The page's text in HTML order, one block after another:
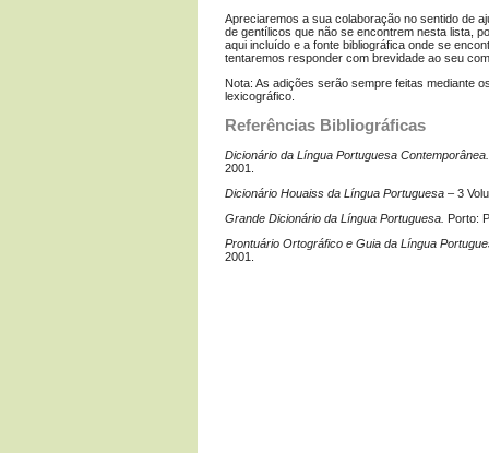
Apreciaremos a sua colaboração no sentido de
de gentílicos que não se encontrem nesta lista,
aqui incluído e a fonte bibliográfica onde se
tentaremos responder com brevidade ao seu
Nota: As adições serão sempre feitas mediante
lexicográfico.
Referências Bibliográficas
Dicionário da Língua Portuguesa Contemporânea.
2001.
Dicionário Houaiss da Língua Portuguesa – 3
Grande Dicionário da Língua Portuguesa. Porto:
Prontuário Ortográfico e Guia da Língua
2001.